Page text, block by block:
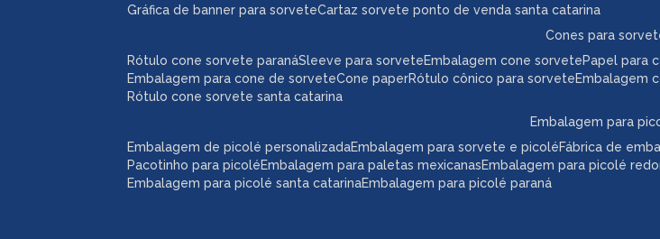
gráfica de banner para sorvete cartaz sorvete ponto de venda santa catarina
cones para
sleeve para sorvete embalagem cone sorvete
papel para
embalagem para cone de sorvete
cone paper embalagem
rótulo cônico para sorvete
rótulo cone sorvete santa catarina
rótulo cone sorvete paraná
embalagem para
embalagem de picolé personalizada embalagem para sorvete e picolé fábrica de
pacotinho para picolé embalagem para paletas mexicanas embalagem para picolé
embalagem para picolé santa catarina embalagem para picolé paraná